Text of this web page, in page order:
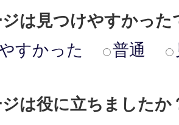
は見つけやすかった
すかった
普通
は役に立ちましたか